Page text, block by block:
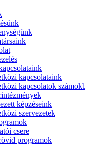
kapcsolataink
kapcsolatok
képzéseink
szervezetek
csere
programok